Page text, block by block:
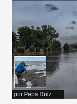
por Pepa Ruiz